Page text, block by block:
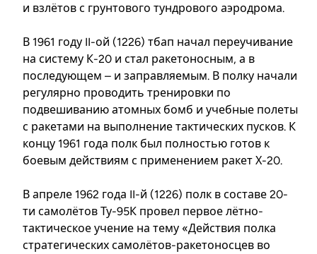
и взлётов с грунтового тундрового аэродрома.
В 1961 году II-ой (1226) тбап начал переучивание
на систему К-20 и стал ракетоносным, а в
последующем – и заправляемым. В полку начали
регулярно проводить тренировки по
подвешиванию атомных бомб и учебные полеты
с ракетами на выполнение тактических пусков. К
концу 1961 года полк был полностью готов к
боевым действиям с применением ракет Х-20.
В апреле 1962 года II-й (1226) полк в составе 20-
ти самолётов Ту-95К провел первое лётно-
тактическое учение на тему «Действия полка
стратегических самолётов-ракетоносцев во